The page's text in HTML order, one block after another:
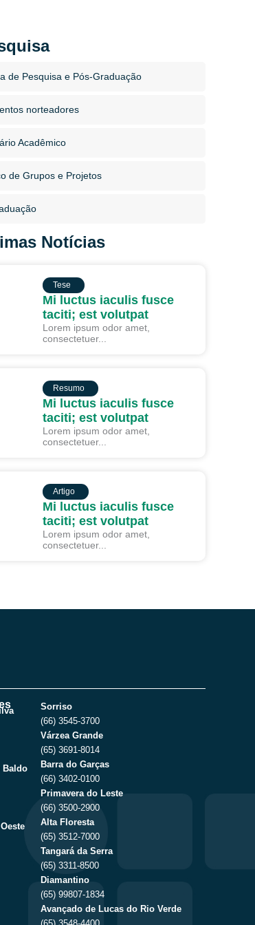
de Pesquisa e Pós-Graduação
norteadores
Acadêmico
de Grupos e Projetos
Notícias
Tese
Mi luctus iaculis fusce
taciti; est volutpat
Lorem ipsum odor amet,
consectetuer...
Resumo
Mi luctus iaculis fusce
taciti; est volutpat
Lorem ipsum odor amet,
consectetuer...
Artigo
Mi luctus iaculis fusce
taciti; est volutpat
Lorem ipsum odor amet,
consectetuer...
Baldo
Sorriso
(66) 3545-3700
Várzea Grande
(65) 3691-8014
Barra do Garças
(66) 3402-0100
Primavera do Leste
(66) 3500-2900
Alta Floresta
(65) 3512-7000
Tangará da Serra
(65) 3311-8500
Diamantino
(65) 99807-1834
Avançado de Lucas do Rio Verde